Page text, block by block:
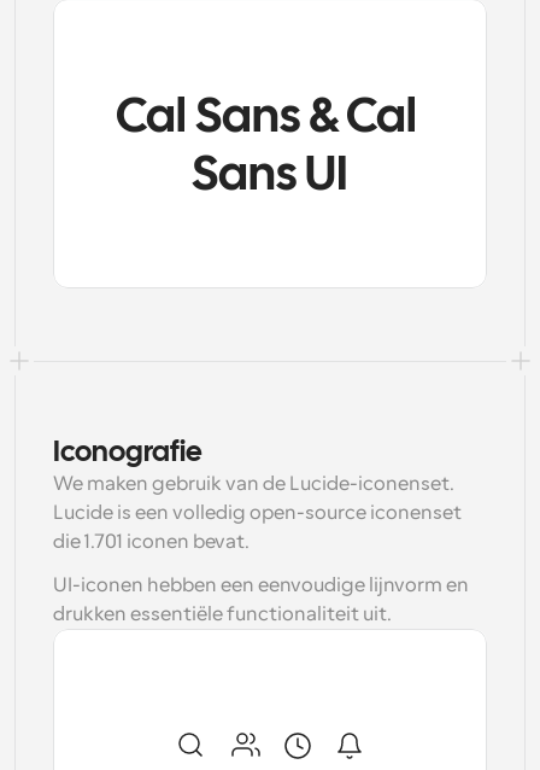
Cal Sans & Cal
Sans UI
Iconografie
We maken gebruik van de Lucide-iconenset.
Lucide is een volledig open-source iconenset
die 1.701 iconen bevat.
UI-iconen hebben een eenvoudige lijnvorm en
drukken essentiële functionaliteit uit.